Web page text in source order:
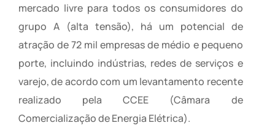
mercado livre para todos os consumidores do
grupo A (alta tensão), há um potencial de
atração de 72 mil empresas de médio e pequeno
porte, incluindo indústrias, redes de serviços e
varejo, de acordo com um levantamento recente
realizado pela CCEE (Câmara de
Comercialização de Energia Elétrica).